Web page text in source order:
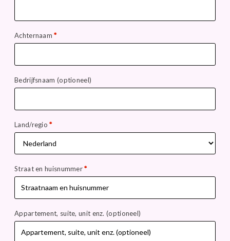
Achternaam*
Bedrijfsnaam (optioneel)
Land/regio*
Straat en huisnummer*
Appartement, suite, unit enz.(optioneel)